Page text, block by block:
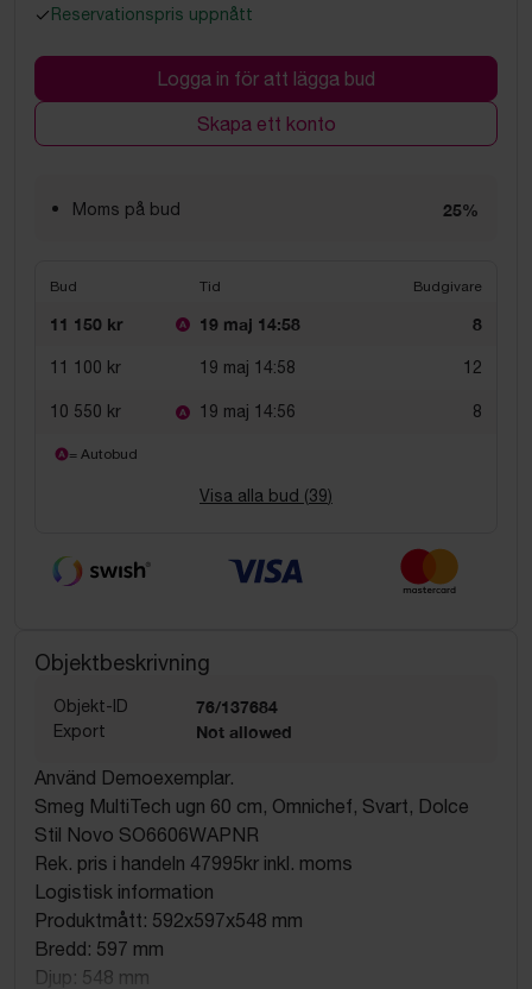
Reservationspris uppnått
Logga in för att lägga bud
Skapa ett konto
Moms på bud 25%
Bud Tid Budgivare
11 150 kr 19 maj 14:58 8
11 100 kr 19 maj 14:58 12
10 550 kr 19 maj 14:56 8
= Autobud
Visa alla bud (39)
Objektbeskrivning
Objekt-ID 76/137684
Export Not allowed
Använd Demoexemplar.
Smeg MultiTech ugn 60 cm, Omnichef, Svart, Dolce
Stil Novo SO6606WAPNR
Rek. pris i handeln 47995kr inkl. moms
Logistisk information
Produktmått: 592x597x548 mm
Bredd: 597 mm
Djup: 548 mm